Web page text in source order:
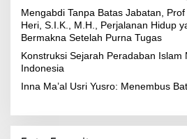
Mengabdi Tanpa Batas Jabatan,
Heri, S.I.K., M.H., Perjalanan Hidup
Bermakna Setelah Purna Tugas
Konstruksi Sejarah Peradaban Islam
Indonesia
Inna Ma’al Usri Yusro: Menembus